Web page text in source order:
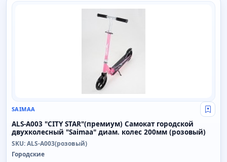
SAIMAA
SAIMAA Свой
ALS-A003 "CITY STAR"(премиум) Самокат городской
двухколесный "Saimaa" диам. колес 200мм (розовый)
SKU: ALS-A003(розовый)
Городские